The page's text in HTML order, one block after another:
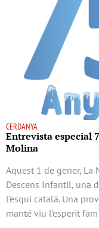
CERDANYA
Entrevista especial
Molina
Aquest 1 de gener,
Descens Infantil, una
l’esquí català. Una
manté viu l’esperit